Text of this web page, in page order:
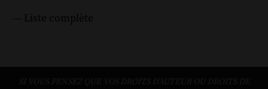
--- Liste complète